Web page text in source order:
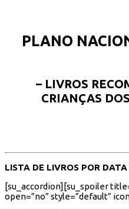
PLANO
– LIVROS
CRIANÇAS
LISTA DE LIVROS POR
[su_accordion][su_spoiler
open=”no” style=”default”